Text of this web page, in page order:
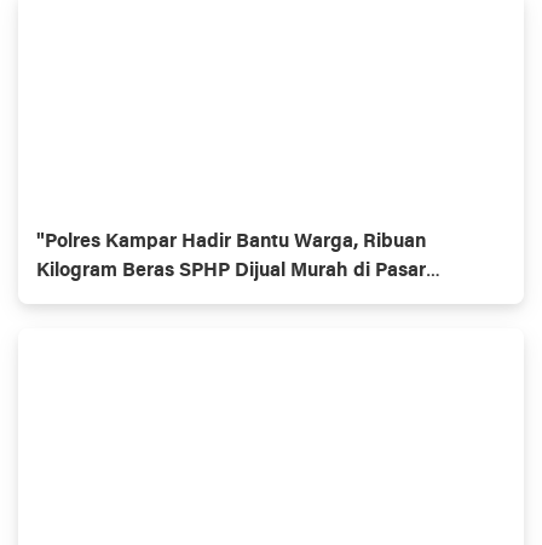
"Polres Kampar Hadir Bantu Warga, Ribuan
Kilogram Beras SPHP Dijual Murah di Pasar
Ramayana Bangkinang dan Polsek Kampar!"